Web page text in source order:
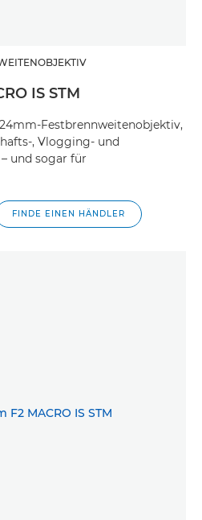
IS STM
Festbrennweitenobjektiv,
, Vlogging- und
und sogar für
FINDE EINEN HÄNDLER